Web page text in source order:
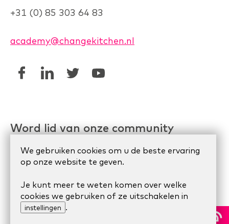
+31 (0) 85 303 64 83
academy@changekitchen.nl
Word lid van onze community
Linkedin AgileHR
Meetup Organize Agile
© 2024 Scrum Company.
We gebruiken cookies om u de beste ervaring
op onze website te geven.
Je kunt meer te weten komen over welke
cookies we gebruiken of ze uitschakelen in
instellingen .